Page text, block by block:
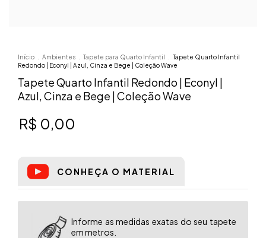
Início Ambientes Tapete para Quarto Infantil
Tapete Quarto Infantil
Redondo | Econyl | Azul, Cinza e Bege | Coleção Wave
Tapete Quarto Infantil Redondo | Econyl |
Azul, Cinza e Bege | Coleção Wave
R$ 0,00
CONHEÇA O MATERIAL
Informe as medidas exatas do seu tapete
em metros.